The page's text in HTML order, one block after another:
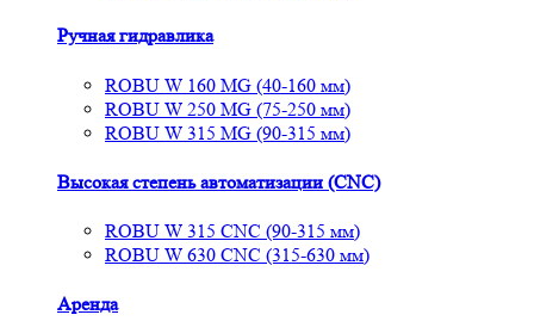
Ручная гидравлика
ROBU W 160 MG (40-160 мм)
ROBU W 250 MG (75-250 мм)
ROBU W 315 MG (90-315 мм)
Высокая степень автоматизации (CNC)
ROBU W 315 CNC (90-315 мм)
ROBU W 630 CNC (315-630 мм)
Аренда